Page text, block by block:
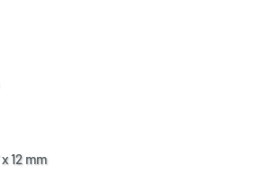
3.7V
12 mm